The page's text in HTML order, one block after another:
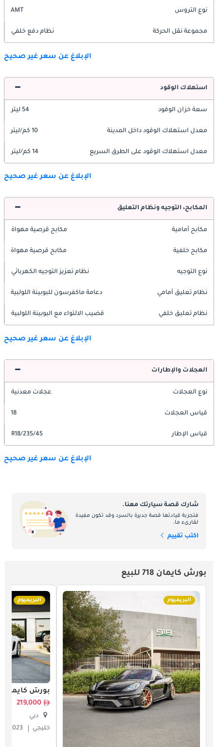
نوع التروس AMT
مجموعة نقل الحركة نظام دفع خلفي
الإبلاغ عن سعر غير صحيح
استهلاك الوقود
سعة خزان الوقود 54 ليتر
معدل استهلاك الوقود داخل المدينة 10 كم/ليتر
معدل استهلاك الوقود على الطرق السريع 14 كم/ليتر
الإبلاغ عن سعر غير صحيح
المكابح، التوجيه ونظام التعليق
مكابح أمامية مكابح قرصية مهواة
مكابح خلفية مكابح قرصية مهواة
نوع التوجيه نظام تعزيز التوجيه الكهربائي
نظام تعليق أمامي دعامة ماكفرسون للبوبينة اللولبية
نظام تعليق خلفي قضيب الالتواء مع البوبينة اللولبية
الإبلاغ عن سعر غير صحيح
العجلات والإطارات
نوع العجلات عجلات معدنية
قياس العجلات 18
قياس الإطار 235/45/R18
الإبلاغ عن سعر غير صحيح
شارك قصة سيارتك معنا.
فتجربة قيادتها قصة جديرة بالسرد وقد تكون مفيدة
لقارىء ما.
اكتب تقييم
بورش كايمان 718 للبيع
البريميوم البريميوم
بورش كايمان 718
219,000
دبي
خليجي
2023